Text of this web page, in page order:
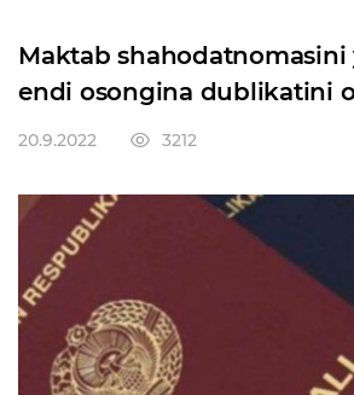
Maktab
endi osongina dublikatini
20.9.2022 3212